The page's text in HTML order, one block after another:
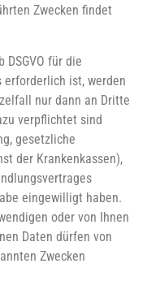
Zwecken findet
DSGVO für die
erforderlich ist, werden
nur dann an Dritte
verpflichtet sind
gesetzliche
der Krankenkassen),
eingewilligt haben.
oder von Ihnen
Daten dürfen von
Zwecken